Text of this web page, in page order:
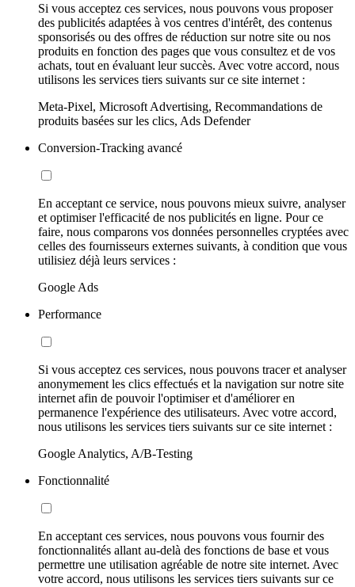
Si vous acceptez ces services, nous pouvons vous proposer
des publicités adaptées à vos centres d'intérêt, des contenus
sponsorisés ou des offres de réduction sur notre site ou nos
produits en fonction des pages que vous consultez et de vos
achats, tout en évaluant leur succès. Avec votre accord, nous
utilisons les services tiers suivants sur ce site internet :
Meta-Pixel, Microsoft Advertising, Recommandations de
produits basées sur les clics, Ads Defender
Conversion-Tracking avancé
En acceptant ce service, nous pouvons mieux suivre, analyser
et optimiser l'efficacité de nos publicités en ligne. Pour ce
faire, nous comparons vos données personnelles cryptées avec
celles des fournisseurs externes suivants, à condition que vous
utilisiez déjà leurs services :
Google Ads
Performance
Si vous acceptez ces services, nous pouvons tracer et analyser
anonymement les clics effectués et la navigation sur notre site
internet afin de pouvoir l'optimiser et d'améliorer en
permanence l'expérience des utilisateurs. Avec votre accord,
nous utilisons les services tiers suivants sur ce site internet :
Google Analytics, A/B-Testing
Fonctionnalité
En acceptant ces services, nous pouvons vous fournir des
fonctionnalités allant au-delà des fonctions de base et vous
permettre une utilisation agréable de notre site internet. Avec
votre accord, nous utilisons les services tiers suivants sur ce